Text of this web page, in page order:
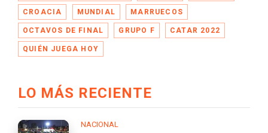
CROACIA MUNDIAL MARRUECOS
OCTAVOS DE FINAL GRUPO F CATAR 2022
QUIÉN JUEGA HOY
LO MÁS RECIENTE
NACIONAL